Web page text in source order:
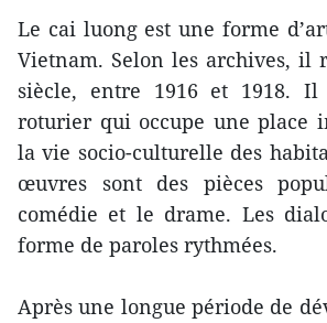
Le cai luong est une forme
Vietnam. Selon les archives, il
siècle, entre 1916 et 1918. Il
roturier qui occupe une place
la vie socio-culturelle des
œuvres sont des pièces
comédie et le drame. Les
forme de paroles rythmées.
Après une longue période de